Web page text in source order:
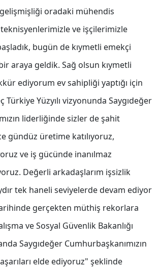
oradaki mühendis
ve işçilerimizle
bugün de kıymetli emekçi
araya geldik. Sağ olsun kıymetli
ediyorum ev sahipliği yaptığı için
Türkiye Yüzyılı vizyonunda Saygıdeğer
liderliğinde sizler de şahit
gündüz üretime katılıyoruz,
ve iş gücünde inanılmaz
Değerli arkadaşlarım işsizlik
tek haneli seviyelerde devam ediyor
gerçekten müthiş rekorlara
ve Sosyal Güvenlik Bakanlığı
Saygıdeğer Cumhurbaşkanımızın
elde ediyoruz" şeklinde